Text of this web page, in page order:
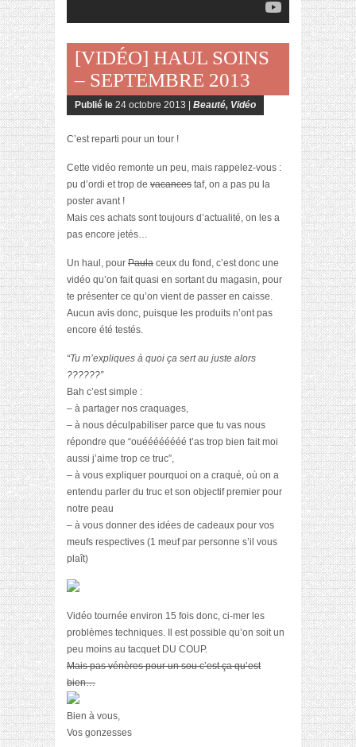
[VIDÉO] HAUL SOINS
– SEPTEMBRE 2013
Publié le 24 octobre 2013 | Beauté, Vidéo
C’est reparti pour un tour !
Cette vidéo remonte un peu, mais rappelez-vous :
pu d’ordi et trop de vacances taf, on a pas pu la
poster avant !
Mais ces achats sont toujours d’actualité, on les a
pas encore jetés…
Un haul, pour Paula ceux du fond, c’est donc une
vidéo qu’on fait quasi en sortant du magasin, pour
te présenter ce qu’on vient de passer en caisse.
Aucun avis donc, puisque les produits n’ont pas
encore été testés.
“Tu m’expliques à quoi ça sert au juste alors
??????”
Bah c’est simple :
– à partager nos craquages,
– à nous déculpabiliser parce que tu vas nous
répondre que “ouéééééééé t’as trop bien fait moi
aussi j’aime trop ce truc”,
– à vous expliquer pourquoi on a craqué, où on a
entendu parler du truc et son objectif premier pour
notre peau
– à vous donner des idées de cadeaux pour vos
meufs respectives (1 meuf par personne s’il vous
plaît)
Vidéo tournée environ 15 fois donc, ci-mer les
problèmes techniques. Il est possible qu’on soit un
peu moins au tacquet DU COUP.
Mais pas vénères pour un sou c’est ça qu’est
bien…
Bien à vous,
Vos gonzesses